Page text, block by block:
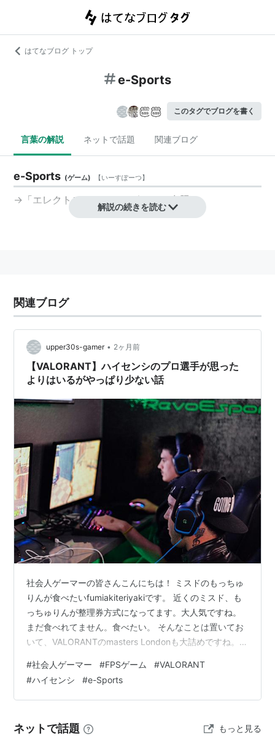
はてなブログ トップ
e-Sports
このタグでブログを書く
言葉の解説 ネットで話題 関連ブログ
e-Sports (ゲーム) 【いーすぽーつ】
→「エレクトロニック・スポーツ」参照
解説の続きを読む
関連ブログ
upper30s-gamer • 2ヶ月前
【VALORANT】ハイセンシのプロ選手が思った
よりはいるがやっぱり少ない話
社会人ゲーマーの皆さんこんにちは！ ミスドのもっちゅ
りんが食べたいfumiakiteriyakiです。 近くのミスド、も
っちゅりんが整理券方式になってます。大人気ですね。
まだ食べれてません。食べたい。 そんなことは置いてお
いて、VALORANTのmasters Londonも大詰めですね。
てうれしい限りです。 今回上記にも関連しますが、出場
選手についてハイセンシプレイヤーがどれくらいいるか
まとめてみました。 良ければ参考にしてみてください。
させていただきました。 E_Sports_GG様、…
#社会人ゲーマー #FPSゲーム #VALORANT
#ハイセンシ #e-Sports
ネットで話題 もっと見る